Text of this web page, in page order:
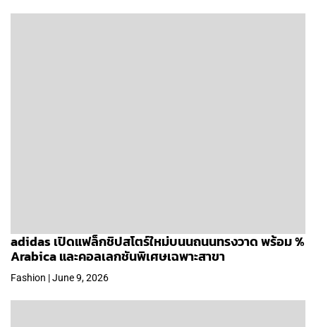
adidas เปิดแฟล็กชิปสโตร์ใหม่บนนถนนทรงวาด พร้อม %
Arabica และคอลเลกชันพิเศษเฉพาะสาขา
Fashion | June 9, 2026